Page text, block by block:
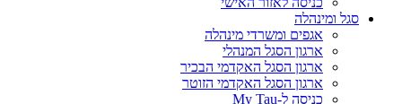
סגל ומינהלה
אגפים ומשרדי מינהלה
ארגון הסגל המנהלי
ארגון הסגל האקדמי הבכיר
ארגון הסגל האקדמי הזוטר
כניסה ל-My Tau